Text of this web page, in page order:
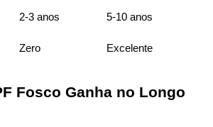
2-3 anos
5-10 anos
Zero Excelente
Fosco Ganha no Longo